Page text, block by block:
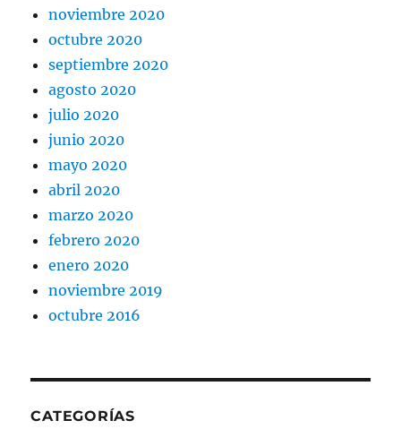
noviembre 2020
octubre 2020
septiembre 2020
agosto 2020
julio 2020
junio 2020
mayo 2020
abril 2020
marzo 2020
febrero 2020
enero 2020
noviembre 2019
octubre 2016
CATEGORÍAS